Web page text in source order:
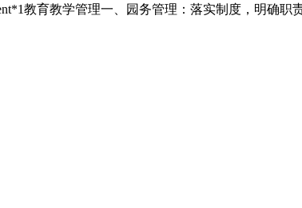
教育教学管理一、园务管理：落实制度，明确